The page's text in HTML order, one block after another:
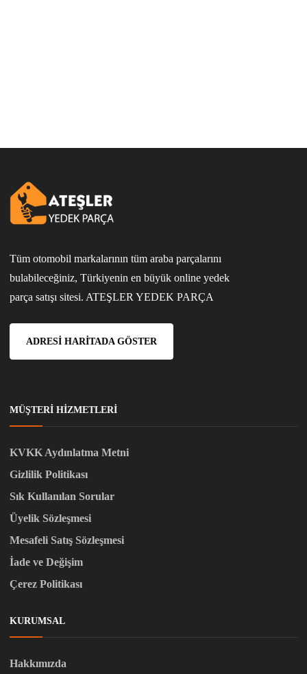
Tüm otomobil markalarının tüm araba parçalarını
bulabileceğiniz, Türkiyenin en büyük online yedek
parça satışı sitesi. ATEŞLER YEDEK PARÇA
ADRESI HARITADA GÖSTER
MÜŞTERI HIZMETLERI
KVKK Aydınlatma Metni
Gizlilik Politikası
Sık Kullanılan Sorular
Üyelik Sözleşmesi
Mesafeli Satış Sözleşmesi
İade ve Değişim
Çerez Politikası
KURUMSAL
Hakkımızda